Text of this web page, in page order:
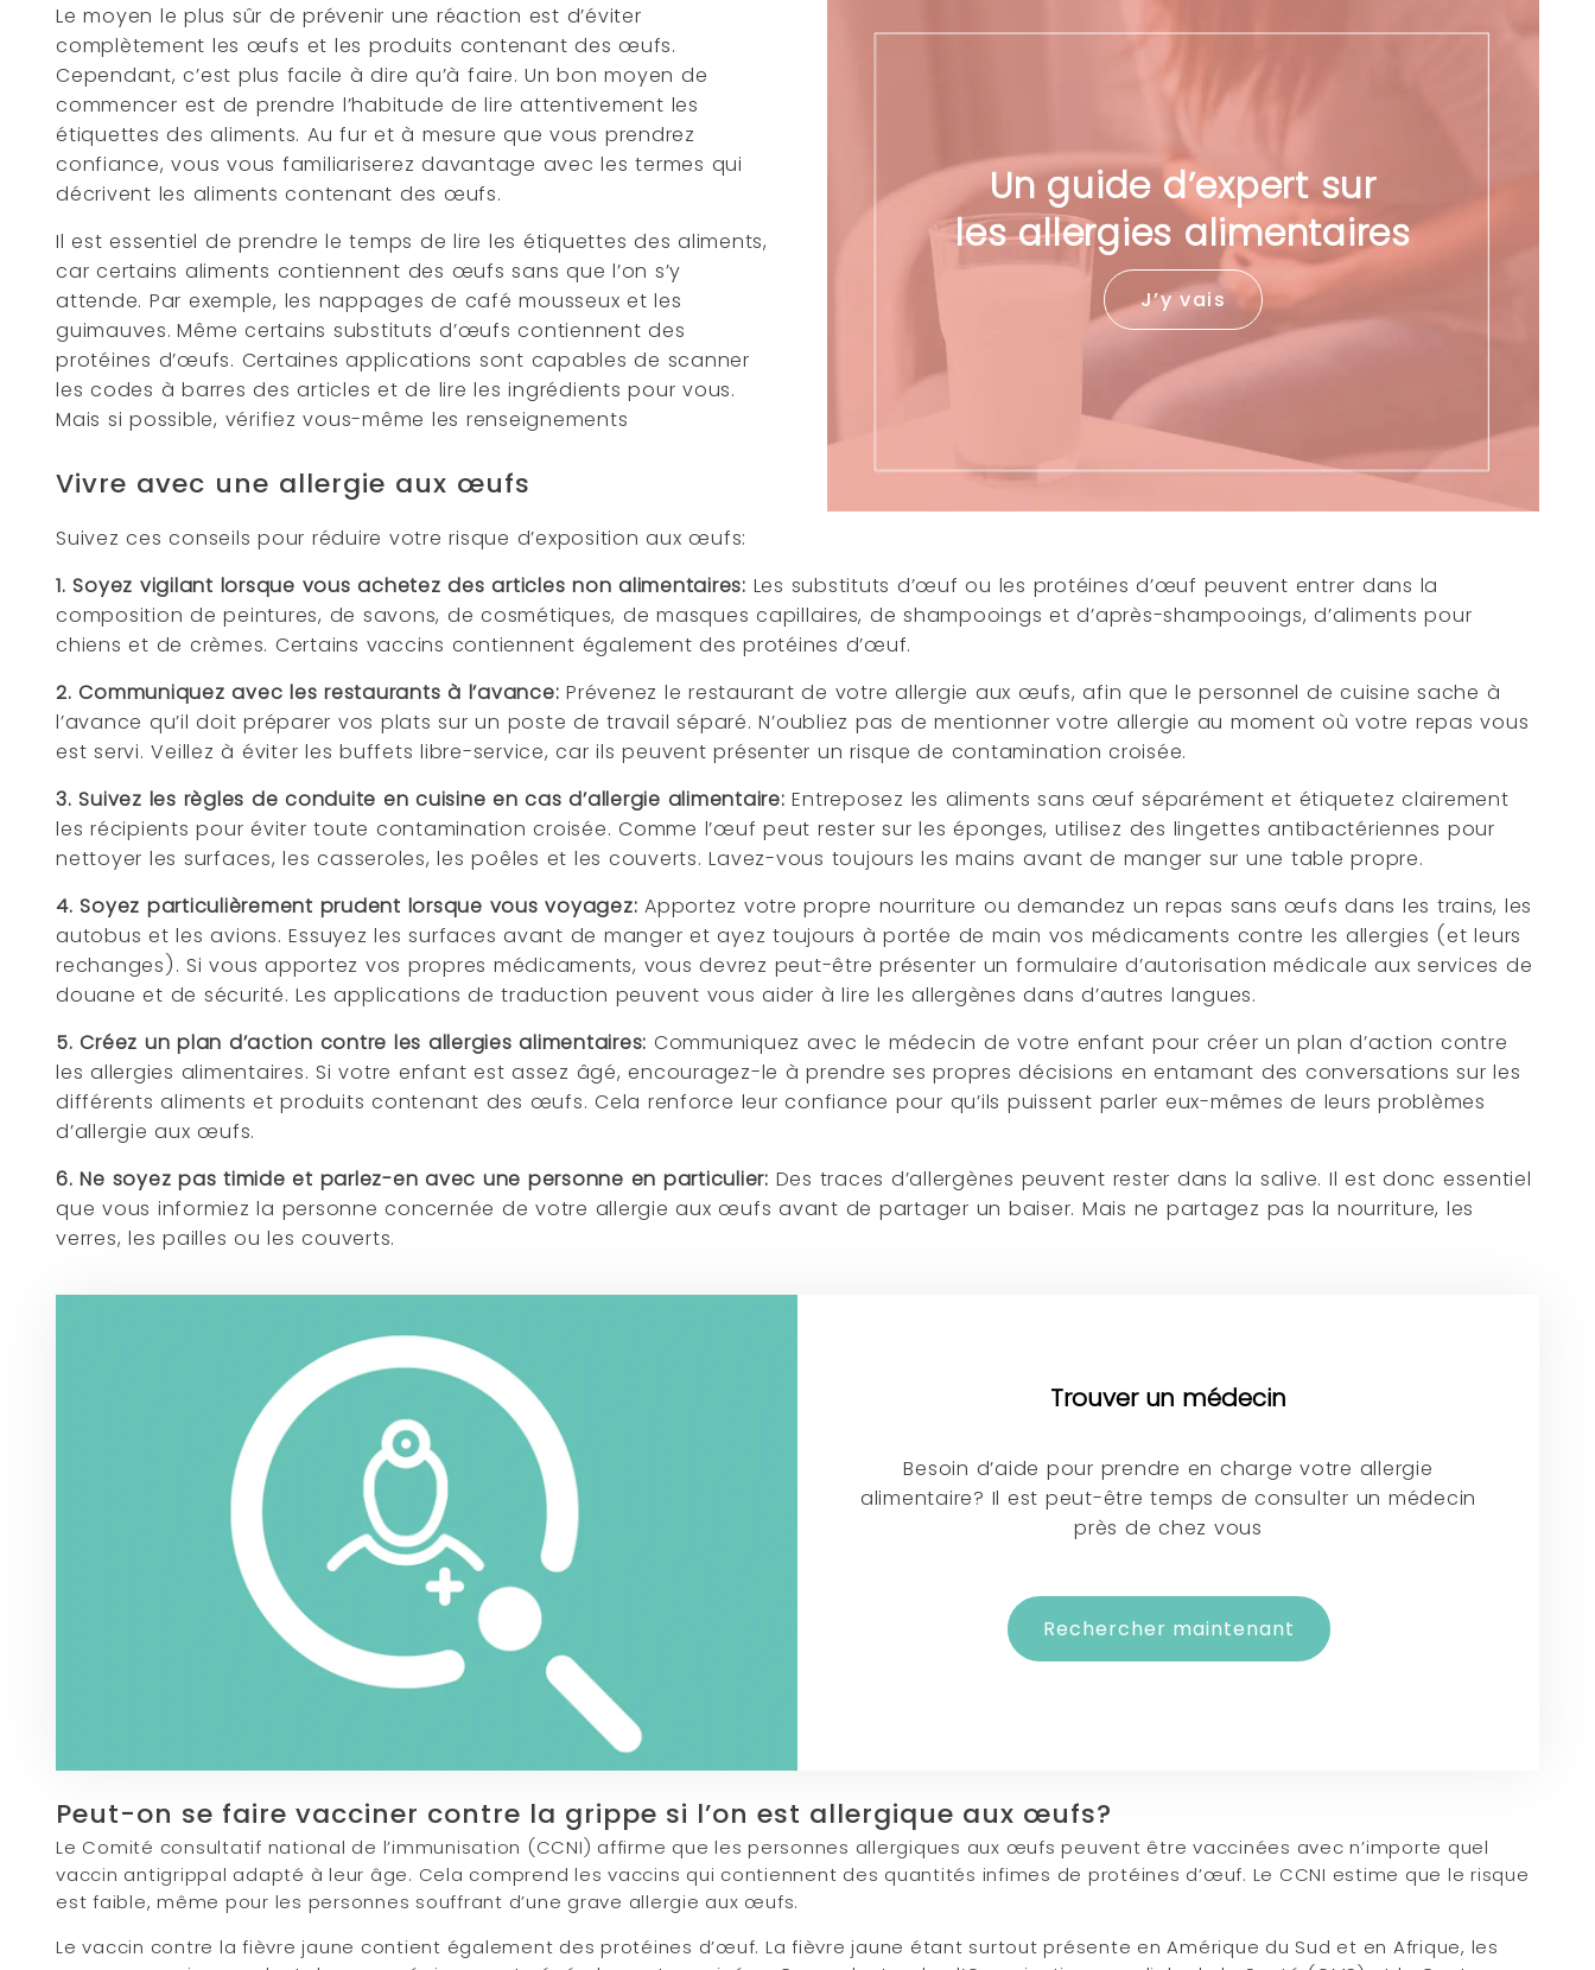
Le moyen le plus sûr de prévenir une réaction est d’éviter
complètement les œufs et les produits contenant des œufs.
Cependant, c’est plus facile à dire qu’à faire. Un bon moyen de
commencer est de prendre l’habitude de lire attentivement les
étiquettes des aliments. Au fur et à mesure que vous prendrez
confiance, vous vous familiariserez davantage avec les termes qui
décrivent les aliments contenant des œufs.
Il est essentiel de prendre le temps de lire les étiquettes des aliments,
car certains aliments contiennent des œufs sans que l’on s’y
attende. Par exemple, les nappages de café mousseux et les
guimauves. Même certains substituts d’œufs contiennent des
protéines d’œufs. Certaines applications sont capables de scanner
les codes à barres des articles et de lire les ingrédients pour vous.
Mais si possible, vérifiez vous-même les renseignements
Vivre avec une allergie aux œufs
Un guide d’expert sur
les allergies alimentaires
J’y vais
Suivez ces conseils pour réduire votre risque d’exposition aux œufs:
1.Soyez vigilant lorsque vous achetez des articles non alimentaires: Les substituts d’œuf ou les protéines d’œuf peuvent entrer dans la
composition de peintures, de savons, de cosmétiques, de masques capillaires, de shampooings et d’après-shampooings, d’aliments pour
chiens et de crèmes. Certains vaccins contiennent également des protéines d’œuf.
2. Communiquez avec les restaurants à l’avance: Prévenez le restaurant de votre allergie aux œufs, afin que le personnel de cuisine sache à
l’avance qu’il doit préparer vos plats sur un poste de travail séparé. N’oubliez pas de mentionner votre allergie au moment où votre repas vous
est servi. Veillez à éviter les buffets libre-service, car ils peuvent présenter un risque de contamination croisée.
3. Suivez les règles de conduite en cuisine en cas d’allergie alimentaire:Entreposez les aliments sans œuf séparément et étiquetez clairement
les récipients pour éviter toute contamination croisée. Comme l’œuf peut rester sur les éponges, utilisez des lingettes antibactériennes pour
nettoyer les surfaces, les casseroles, les poêles et les couverts. Lavez-vous toujours les mains avant de manger sur une table propre.
4. Soyez particulièrement prudent lorsque vous voyagez: Apportez votre propre nourriture ou demandez un repas sans œufs dans les trains, les
autobus et les avions. Essuyez les surfaces avant de manger et ayez toujours à portée de main vos médicaments contre les allergies (et leurs
rechanges). Si vous apportez vos propres médicaments, vous devrez peut-être présenter un formulaire d’autorisation médicale aux services de
douane et de sécurité. Les applications de traduction peuvent vous aider à lire les allergènes dans d’autres langues.
5. Créez un plan d’action contre les allergies alimentaires: Communiquez avec le médecin de votre enfant pour créer un plan d’action contre
les allergies alimentaires. Si votre enfant est assez âgé, encouragez-le à prendre ses propres décisions en entamant des conversations sur les
différents aliments et produits contenant des œufs. Cela renforce leur confiance pour qu’ils puissent parler eux-mêmes de leurs problèmes
d’allergie aux œufs.
6. Ne soyez pas timide et parlez-en avec une personne en particulier: Des traces d’allergènes peuvent rester dans la salive. Il est donc essentiel
que vous informiez la personne concernée de votre allergie aux œufs avant de partager un baiser. Mais ne partagez pas la nourriture, les
verres, les pailles ou les couverts.
Trouver un médecin
Besoin d’aide pour prendre en charge votre allergie
alimentaire? Il est peut-être temps de consulter un médecin
près de chez vous
Rechercher maintenant
Peut-on se faire vacciner contre la grippe si l’on est allergique aux œufs?
Le Comité consultatif national de l’immunisation (CCNI) affirme que les personnes allergiques aux œufs peuvent être vaccinées avec n’importe quel
vaccin antigrippal adapté à leur âge. Cela comprend les vaccins qui contiennent des quantités infimes de protéines d’œuf. Le CCNI estime que le risque
est faible, même pour les personnes souffrant d’une grave allergie aux œufs.
Le vaccin contre la fièvre jaune contient également des protéines d’œuf. La fièvre jaune étant surtout présente en Amérique du Sud et en Afrique, les